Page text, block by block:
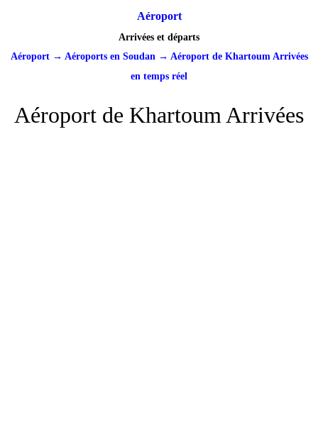
Aéroport
Arrivées et départs
Aéroport→ Aéroports en Soudan→ Aéroport de Khartoum Arrivées
en temps réel
Aéroport de Khartoum Arrivées